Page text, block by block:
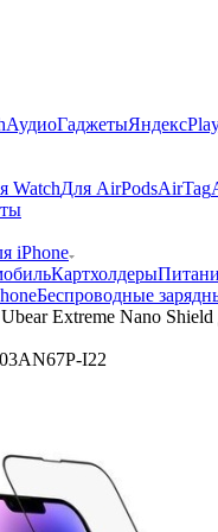
АудиоГаджетыЯндекс
WatchДля AirPodsAirTag
iPhone
Картхолдеры
Беспроводные
Extreme Nano Shield
I22